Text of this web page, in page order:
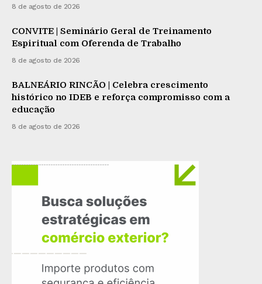
8 de agosto de 2026
CONVITE | Seminário Geral de Treinamento
Espiritual com Oferenda de Trabalho
8 de agosto de 2026
BALNEÁRIO RINCÃO | Celebra crescimento
histórico no IDEB e reforça compromisso com a
educação
8 de agosto de 2026